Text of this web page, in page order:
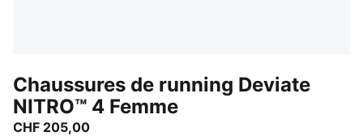
Chaussures de running Deviate
NITRO™ 4 Femme
CHF 205,00